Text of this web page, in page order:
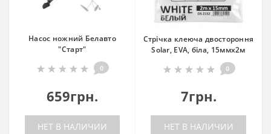
Насос ножний Белавто
"Старт"
0
659грн.
НЕТ В НАЛИЧИИ
Стрічка клеюча двостороння
Solar, EVA, біла, 15ммx2м
0
7грн.
НЕТ В НАЛИЧИИ